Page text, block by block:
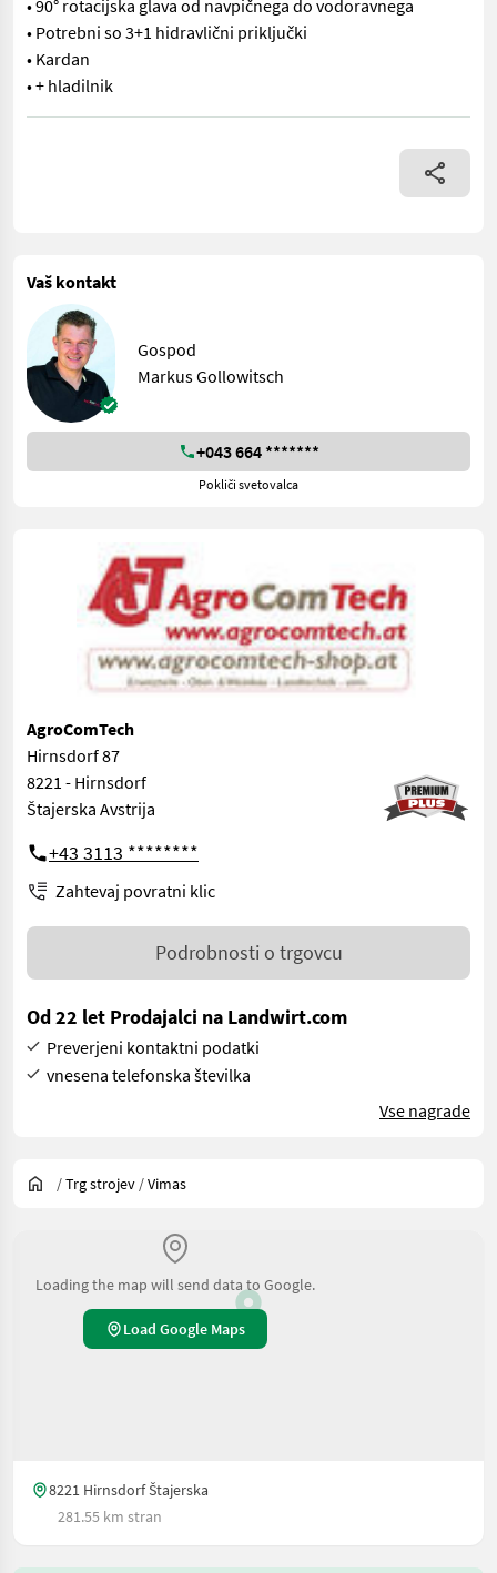
• 90° rotacijska glava od navpičnega do vodoravnega
• Potrebni so 3+1 hidravlični priključki
• Kardan
• + hladilnik
• Kompresor 600 m³/h • Traktor 35 - 55 KM • Širina okvirja:
Vaš kontakt
Gospod
Markus Gollowitsch
+043 664 *******
Pokliči svetovalca
AgroComTech
Hirnsdorf 87
8221 - Hirnsdorf
Štajerska Avstrija
+43 3113 ********
Zahtevaj povratni klic
Podrobnosti o trgovcu
Od 22 let Prodajalci na Landwirt.com
Preverjeni kontaktni podatki
vnesena telefonska številka
Vse nagrade
/Trg strojev /Vimas
Loading the map will send data to Google.
Load Google Maps
8221 Hirnsdorf Štajerska
281.55 km stran